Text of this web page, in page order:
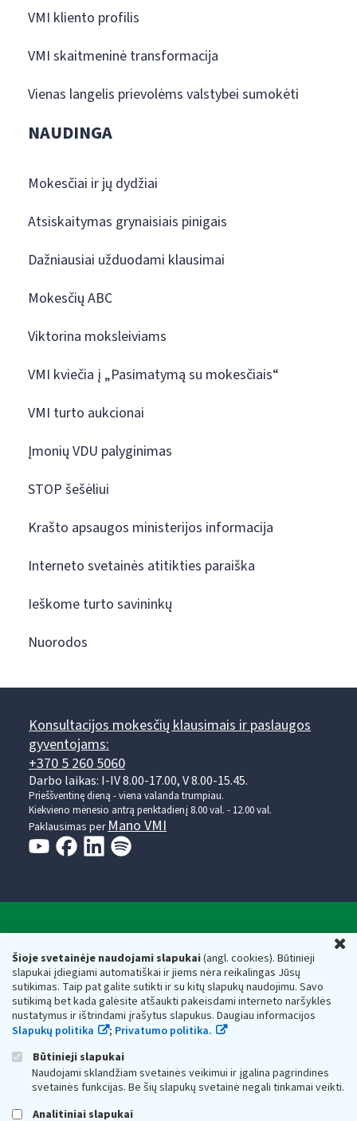
Šioje svetainėje naudojami slapukai(angl. cookies). Būtinieji
slapukai įdiegiami automatiškai ir jiems nėra reikalingas Jūsų
sutikimas. Taip pat galite sutikti ir su kitų slapukų naudojimu. Savo
sutikimą bet kada galėsite atšaukti pakeisdami interneto naršyklės
nustatymus ir ištrindami įrašytus slapukus. Daugiau informacijos
Slapukų politika
; Privatumo politika.
Būtinieji slapukai
Naudojami sklandžiam svetainės veikimui ir įgalina pagrindines
svetainės funkcijas. Be šių slapukų svetainė negali tinkamai veikti.
Analitiniai slapukai
VMI kliento profilis
VMI skaitmeninė transformacija
Vienas langelis prievolėms valstybei sumokėti
NAUDINGA
Mokesčiai ir jų dydžiai
Atsiskaitymas grynaisiais pinigais
Dažniausiai užduodami klausimai
Mokesčių ABC
Viktorina moksleiviams
VMI kviečia į „Pasimatymą su mokesčiais“
VMI turto aukcionai
Įmonių VDU palyginimas
STOP šešėliui
Krašto apsaugos ministerijos informacija
Interneto svetainės atitikties paraiška
Ieškome turto savininkų
Nuorodos
Konsultacijos mokesčių klausimais ir paslaugos
gyventojams:
+370 5 260 5060
Darbo laikas: I-IV 8.00-17.00, V 8.00-15.45.
Prieššventinę dieną - viena valanda trumpiau.
Kiekvieno mėnesio antrą penktadienį 8.00 val. - 12.00 val.
Paklausimas per Mano VMI
Respublikos finansų ministerijos
Biudžetinė įstaiga. Juridinio asmens kodas — 188659752,
adresas: Vasario 16-osios g. 14, 01107 Vilnius, Lietuva, el.paštas:
vmi@vmi.lt, E. pristatymo dėžutės adresas 188659752
Duomenys apie Valstybinę mokesčių inspekciją prie Lietuvos
Respublikos finansų ministerijos kaupiami ir saugomi Juridinių